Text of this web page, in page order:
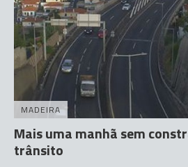
MADEIRA
Mais uma manhã sem
trânsito